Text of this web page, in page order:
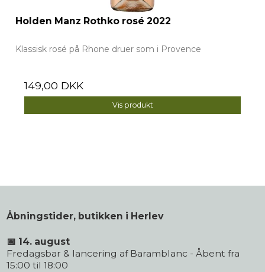
Holden Manz Rothko rosé 2022
Klassisk rosé på Rhone druer som i Provence
149,00 DKK
Vis produkt
Åbningstider, butikken i Herlev
📅 14. august
Fredagsbar & lancering af Baramblanc - Åbent fra
15:00 til 18:00